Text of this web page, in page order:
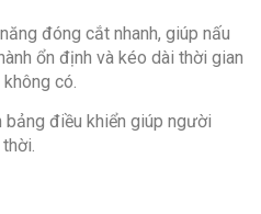
đóng cắt nhanh, giúp nấu
ổn định và kéo dài thời gian
có.
bảng điều khiển giúp người